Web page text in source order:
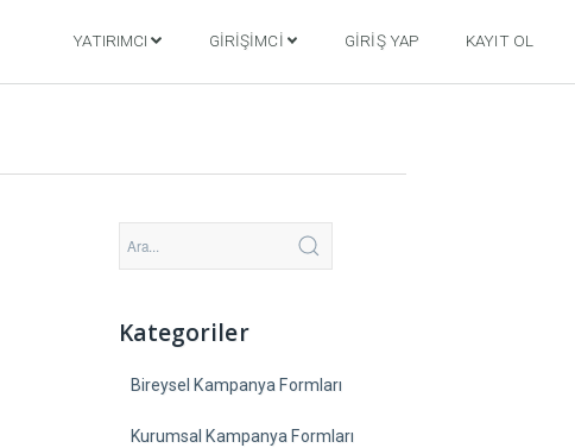
YATIRIMCI GIRIŞIMCI GIRIŞ YAP KAYIT OL
Kategoriler
Bireysel Kampanya Formları
Kurumsal Kampanya Formları